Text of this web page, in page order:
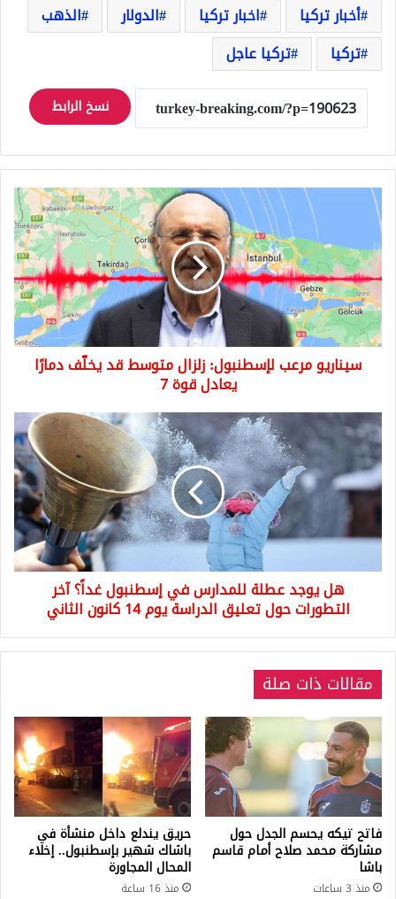
أخبار تركيا اخبار تركيا الدولار
الذهب
تركيا
تركيا عاجل
نسخ الرابط
سيناريو
مرعب
لإسطنبول:
زلزال
متوسط
قد
يخلّف
دمارًا
يعادل
سيناريو مرعب لإسطنبول: زلزال متوسط قد يخلّف دمارًا
يعادل قوة 7
هل
يوجد
عطلة
للمدارس
في
إسطنبول
غداً؟
التطورات
يوم
كانون
الثاني
هل يوجد عطلة للمدارس في إسطنبول غداً؟ آخر
التطورات حول تعليق الدراسة يوم 14 كانون الثاني
مقالات ذات صلة
فاتح تيكه يحسم الجدل حول
مشاركة محمد صلاح أمام قاسم
باشا
منذ 3 ساعات
حريق يندلع داخل منشأة في
باشاك شهير بإسطنبول.. إخلاء
المحال المجاورة
منذ 16 ساعة